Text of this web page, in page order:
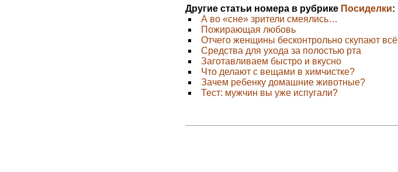
Другие статьи номера в рубрике Посиделки:
А во «сне» зрители смеялись…
Пожирающая любовь
Отчего женщины бесконтрольно скупают всё
Средства для ухода за полостью рта
Заготавливаем быстро и вкусно
Что делают с вещами в химчистке?
Зачем ребенку домашние животные?
Тест: мужчин вы уже испугали?